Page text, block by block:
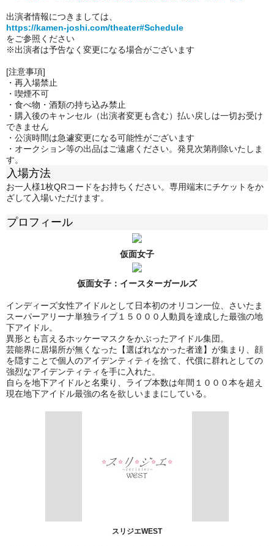
出演者情報につきましては、
https://kamen-joshi.com/theater#Schedule
をご参照ください
※出演者は予告なく変更になる場合がございます
[注意事項]
・再入場禁止
・喫煙不可
・食べ物・酒類の持ち込み禁止
・購入後のキャンセル（出演者変更も含む）払い戻しは一切お受け
できません
・公演時間は急遽変更になる可能性がございます
・オークション等の出品はご遠慮ください。発見次第削除いたしま
す。
入場方法
お一人様1枚QRコードをお持ちください。専用端末にチケットをか
ざして入場いただけます。
プロフィール
仮面女子
仮面女子： イースターガールズ
インディーズ女性アイドルとして日本初のオリコン一位、さいたま
スーパーアリーナ単独ライブ１５０００人動員を達成した最強の地
下アイドル。
異形とも言えるホッケーマスクをかぶったアイドル集団。
芸能界に居場所が無くなった【選ばれなかった者達】が集まり、顔
を隠すことで個人のアイデンティティを捨て、代償に群れとしての
強烈なアイデンティティを手に入れた。
自らを地下アイドルと名乗り、ライブ本数は年間１０００本を超え
現在地下アイドル最強の名を欲しいままにしている。
スリジエWEST